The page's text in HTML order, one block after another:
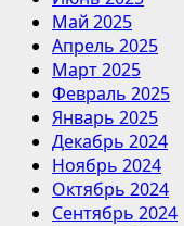
Май 2025
Апрель 2025
Март 2025
Февраль 2025
Январь 2025
Декабрь 2024
Ноябрь 2024
Октябрь 2024
Сентябрь 2024